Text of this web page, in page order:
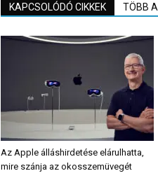
KAPCSOLÓDÓ CIKKEK TÖBB
Az Apple álláshirdetése elárulhatta,
mire szánja az okosszemüvegét